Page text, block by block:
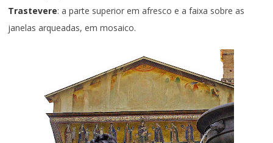
Trastevere: a parte superior em afresco e a faixa sobre as
janelas arqueadas, em mosaico.